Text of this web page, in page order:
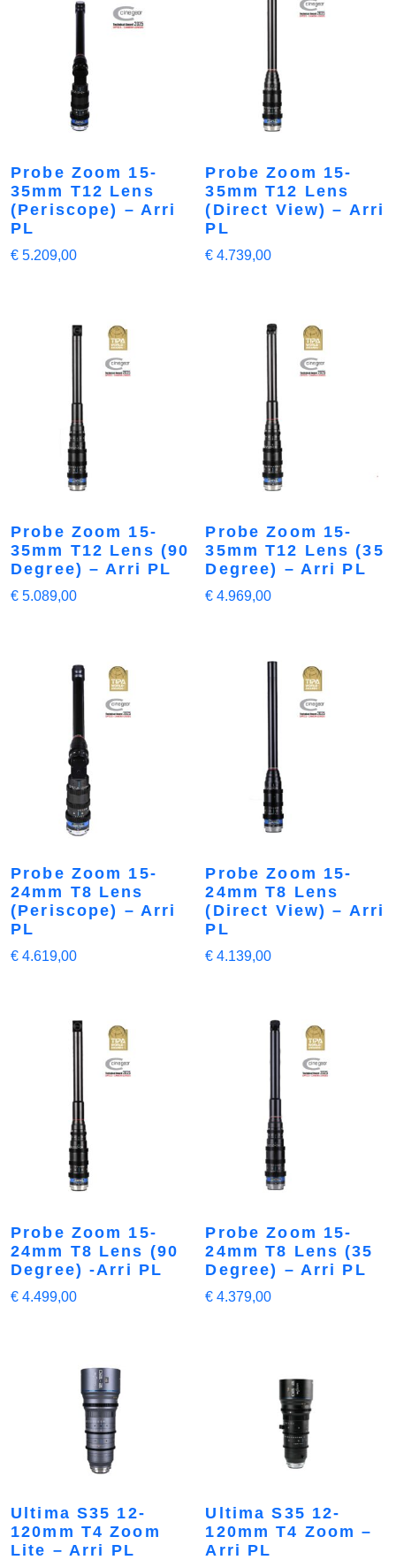
Probe Zoom 15-
35mm T12 Lens
(Periscope) – Arri
PL
€ 5.209,00
Probe Zoom 15-
35mm T12 Lens
(Direct View) – Arri
PL
€ 4.739,00
Probe Zoom 15-
35mm T12 Lens (90
Degree) – Arri PL
€ 5.089,00
Probe Zoom 15-
35mm T12 Lens (35
Degree) – Arri PL
€ 4.969,00
Probe Zoom 15-
24mm T8 Lens
(Periscope) – Arri
PL
€ 4.619,00
Probe Zoom 15-
24mm T8 Lens
(Direct View) – Arri
PL
€ 4.139,00
Probe Zoom 15-
24mm T8 Lens (90
Degree) -Arri PL
€ 4.499,00
Probe Zoom 15-
24mm T8 Lens (35
Degree) – Arri PL
€ 4.379,00
Ultima S35 12-
120mm T4 Zoom
Lite – Arri PL
Ultima S35 12-
120mm T4 Zoom –
Arri PL